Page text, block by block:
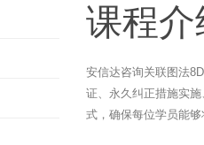
课程介
安信达咨询关联图法
证、永久纠正措施实
式，确保每位学员能